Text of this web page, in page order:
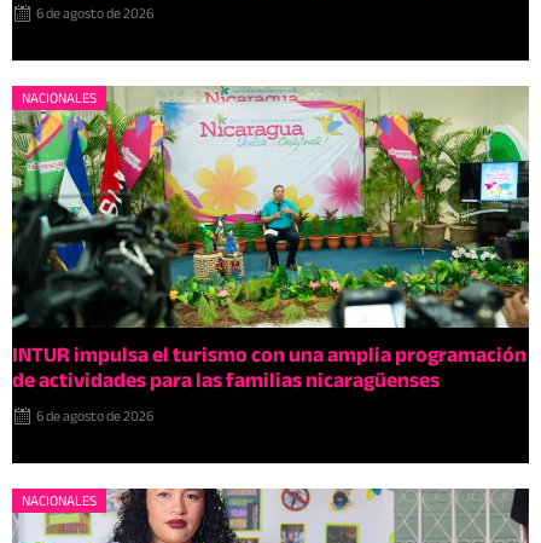
6 de agosto de 2026
NACIONALES
INTUR impulsa el turismo con una amplia programación
de actividades para las familias nicaragüenses
6 de agosto de 2026
NACIONALES